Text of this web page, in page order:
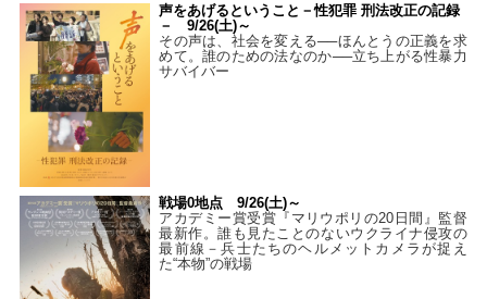
声をあげるということ－性犯罪 刑法改正の記録
－ 9/26(土)～
その声は、社会を変える──ほんとうの正義を求
めて。誰のための法なのか──立ち上がる性暴力
サバイバー
戦場0地点 9/26(土)～
アカデミー賞受賞『マリウポリの20日間』監督
最新作。誰も見たことのないウクライナ侵攻の
最前線－兵士たちのヘルメットカメラが捉え
た“本物”の戦場